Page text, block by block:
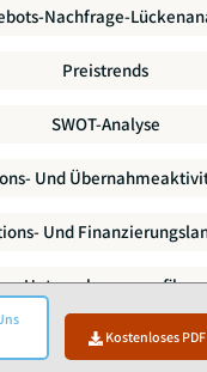
Kostenloses
Nachfrage-
Preistrends
SWOT-Analyse
Und
Und
Unternehmensprofile
in diesem Bericht wird